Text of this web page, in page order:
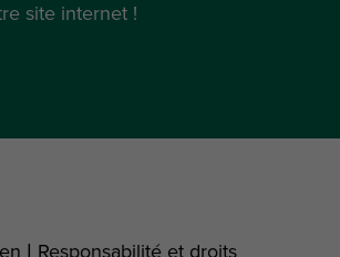
site internet !
| Responsabilité et droits